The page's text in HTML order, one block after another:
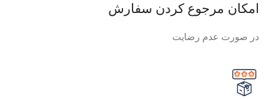
امکان مرجوع کردن سفارش
در صورت عدم رضایت